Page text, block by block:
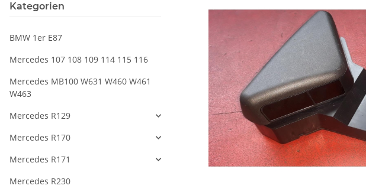
Kategorien
BMW 1er E87
Mercedes 107 108 109 114 115 116
Mercedes MB100 W631 W460 W461
W463
Mercedes R129
Mercedes R170
Mercedes R171
Mercedes R230